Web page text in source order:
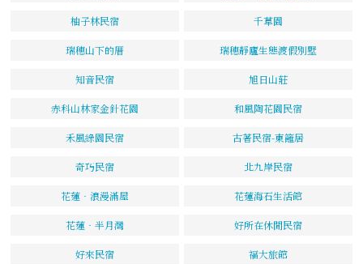
柚子林民宿 千草園
瑞穗山下的厝 瑞穗靜廬生態渡假別墅
知音民宿 旭日山莊
赤科山林家金針花園 和風陶花園民宿
禾風綠園民宿 古著民宿-東籬居
奇巧民宿 北九岸民宿
花蓮‧浪漫滿屋 花蓮海石生活館
花蓮‧半月灣 好所在休閒民宿
好來民宿 福大旅館